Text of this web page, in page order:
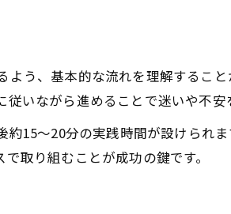
治癒力を引き出す瞑想メソッド診
う、基本的な流れを理解するこ
いながら進めることで迷いや不安
15〜20分の実践時間が設けられ
取り組むことが成功の鍵です。